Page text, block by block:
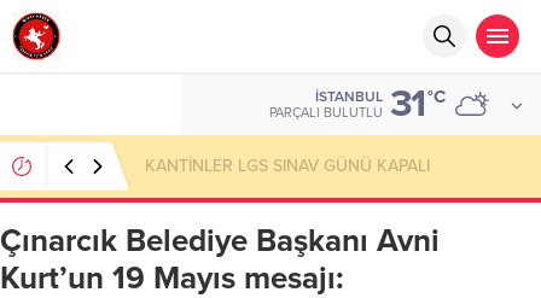
İSTANBUL
PARÇALI BULUTLU 31°C
sıfır atık yaşam kültürü yaygınlaştırmaktır
Çınarcık Belediye Başkanı Avni
Kurt’un 19 Mayıs mesajı: